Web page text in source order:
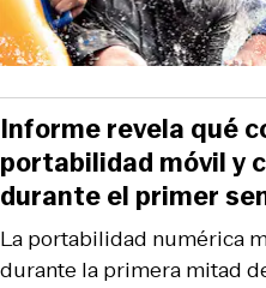
La portabilidad numérica
durante la primera mitad
Informe revela qué
portabilidad móvil y
durante el primer